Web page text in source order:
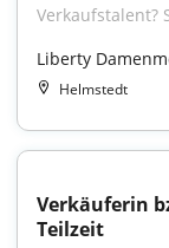
Verkaufstalent?
Liberty
Helmstedt
Verkäuferin
Teilzeit